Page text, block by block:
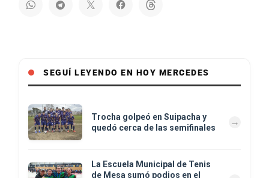
SEGUÍ LEYENDO EN HOY MERCEDES
Trocha golpeó en Suipacha y
quedó cerca de las semifinales
La Escuela Municipal de Tenis
de Mesa sumó podios en el